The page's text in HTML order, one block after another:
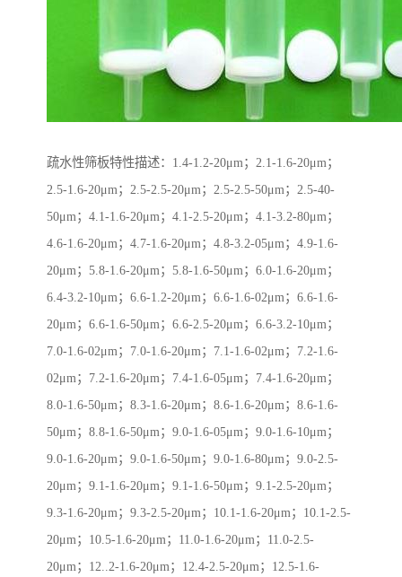
疏水性筛板特性描述：1.4-1.2-20μm；2.1-1.6-20μm；
2.5-1.6-20μm；2.5-2.5-20μm；2.5-2.5-50μm；2.5-40-
50μm；4.1-1.6-20μm；4.1-2.5-20μm；4.1-3.2-80μm；
4.6-1.6-20μm；4.7-1.6-20μm；4.8-3.2-05μm；4.9-1.6-
20μm；5.8-1.6-20μm；5.8-1.6-50μm；6.0-1.6-20μm；
6.4-3.2-10μm；6.6-1.2-20μm；6.6-1.6-02μm；6.6-1.6-
20μm；6.6-1.6-50μm；6.6-2.5-20μm；6.6-3.2-10μm；
7.0-1.6-02μm；7.0-1.6-20μm；7.1-1.6-02μm；7.2-1.6-
02μm；7.2-1.6-20μm；7.4-1.6-05μm；7.4-1.6-20μm；
8.0-1.6-50μm；8.3-1.6-20μm；8.6-1.6-20μm；8.6-1.6-
50μm；8.8-1.6-50μm；9.0-1.6-05μm；9.0-1.6-10μm；
9.0-1.6-20μm；9.0-1.6-50μm；9.0-1.6-80μm；9.0-2.5-
20μm；9.1-1.6-20μm；9.1-1.6-50μm；9.1-2.5-20μm；
9.3-1.6-20μm；9.3-2.5-20μm；10.1-1.6-20μm；10.1-2.5-
20μm；10.5-1.6-20μm；11.0-1.6-20μm；11.0-2.5-
20μm；12..2-1.6-20μm；12.4-2.5-20μm；12.5-1.6-